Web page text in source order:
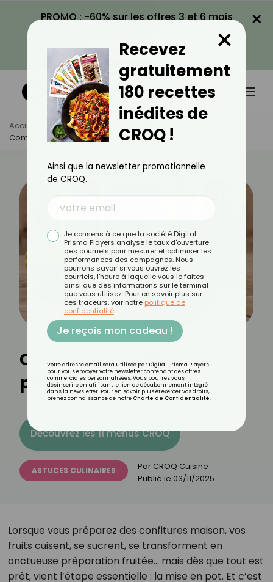
PROMO : -60% sur les offres 3 et 6 mois
VOIR LA PROMO
×
Accueil Actus
Astuces Culinaires
Comment Stériliser Ses Pots De Confiture ?
Comment stériliser ses
pots de confiture ?
Découvrez les 11 menus CROQ
ASTUCES CULINAIRES Par CROQ Cuisine
Publié le 03/11/2025
Lorsque vous préparez des confitures maison, vos
fruits cuisent, se sucrent, se transforment en
onctueuse préparation fruitée… mais dès que tout est
prêt, vient l’étape essentielle : la mise en pot. Et c’est
Recevez
gratuitement
180 recettes
inédites de
CROQ !
×
Ainsi que la newsletter promotionnelle
de CROQ.
Je consens à ce que la société Digital
Prisma Players analyse le taux d'ouverture
des courriels pour mesurer et optimiser les
performances des campagnes. Nous
pourrons savoir si vous ouvrez les
courriels, l'heure à laquelle vous le faites
ainsi que des informations sur le terminal
que vous utilisez. Pour en savoir plus sur
ces traceurs, voir notre politique de
confidentialité.
Je reçois mon cadeau !
Votre adresse email sera utilisée par Digital Prisma Players
pour vous envoyer votre newsletter contenant des offres
commerciales personnalisées. Vous pourrez vous
désinscrire en utilisant le lien de désabonnement intégré
dans la newsletter. Pour en savoir plus et exercer vos droits,
prenez connaissance de notre Charte de Confidentialité.